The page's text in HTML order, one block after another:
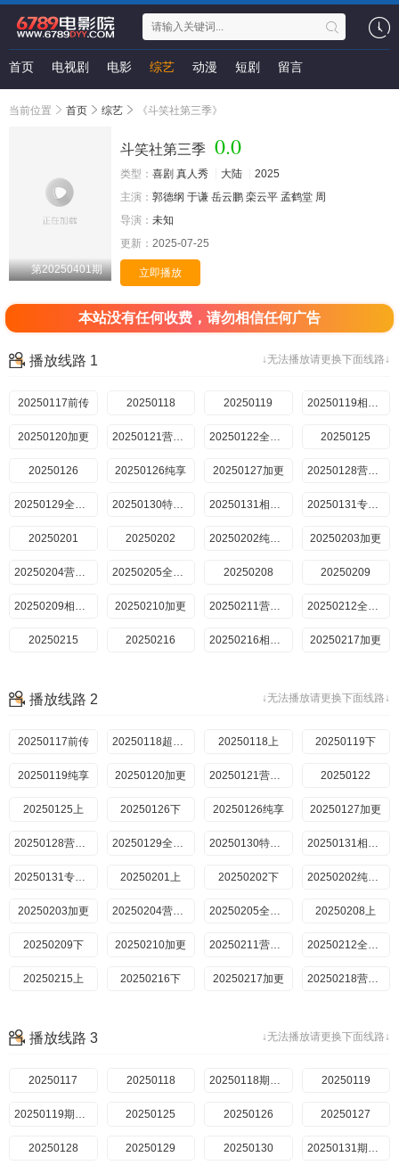
首页 电视剧 电影 综艺 动漫 短剧 留言
当前位置 首页 综艺 《斗笑社第三季》
第20250401期
斗笑社第三季 0.0
类型： 喜剧 真人秀 大陆
2025
主演： 郭德纲 于谦 岳云鹏 栾云平 孟鹤堂 周
导演： 未知
更新： 2025-07-25
立即播放
本站没有任何收费，请勿相信任何广告
↓无法播放请更换下面线路↓
播放线路 1
20250117前传 20250118 20250119 20250119相声纯享
20250120加更 20250121营业中 20250122全记录 20250125
20250126 20250126纯享 20250127加更 20250128营业中
20250129全记录 20250130特别加更 20250131相声包袱特辑 20250131专访特辑
20250201 20250202 20250202纯享版 20250203加更
20250204营业中 20250205全记录 20250208 20250209
20250209相声纯享 20250210加更 20250211营业中 20250212全记录
20250215 20250216 20250216相声纯享 20250217加更
20250223相声纯享
20250227特别加更 20250301 20250302 20250302相声纯享
20250303加更 20250304营业中 20250305全记录 20250306逗笑精编
20250307逗笑精编 20250308 20250309 20250309纯享版
20250310加更 20250311经典相声1 20250311经典相声2 20250311营业中
20250312经典相声 20250312全记录 20250313经典相声 20250314经典相声
20250315 20250316 20250316相声纯享 20250317加更
20250318营业中 20250319全记录 20250322 20250323
20250323相声纯享 20250324加更 20250324收官特辑 20250325营业中
20250331机智过人特辑
↓无法播放请更换下面线路↓
播放线路 2
20250117前传 20250118超前营业 20250118上 20250119下
20250119纯享 20250120加更 20250121营业中 20250122
20250125上 20250126下 20250126纯享 20250127加更
20250128营业中 20250129全记录 20250130特别加更 20250131相声包袱特辑
20250131专访特辑 20250201上 20250202下 20250202纯享版
20250203加更 20250204营业中 20250205全记录 20250208上
20250209下 20250210加更 20250211营业中 20250212全纪录
20250215上 20250216下 20250217加更 20250218营业中
20250224加更
20250301上 20250302下 20250303加更 20250304营业中
20250305全记录 20250306逗笑精编 20250306逗笑精编2 20250307逗笑精编
20250308上 20250309下 20250309纯享版 20250310加更
↓无法播放请更换下面线路↓
播放线路 3
20250117 20250118 20250118期超前营业 20250119
20250119期纯享 20250125 20250126 20250127
20250128 20250129 20250130 20250131期特辑